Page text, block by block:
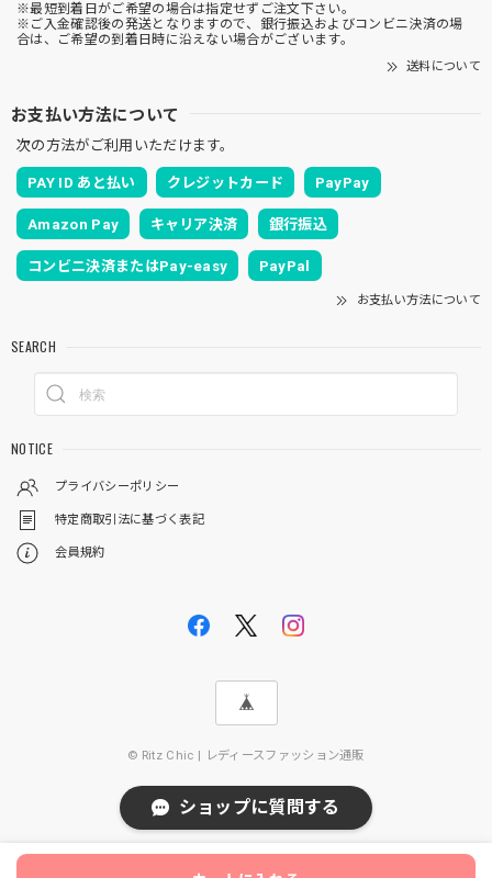
※最短到着日がご希望の場合は指定せずご注文下さい。
※ご入金確認後の発送となりますので、銀行振込およびコンビニ決済の場
合は、ご希望の到着日時に沿えない場合がございます。
送料について
お支払い方法について
次の方法がご利用いただけます。
PAY ID あと払い クレジットカード PayPay
Amazon Pay キャリア決済 銀行振込
コンビニ決済またはPay-easy PayPal
お支払い方法について
SEARCH
NOTICE
プライバシーポリシー
特定商取引法に基づく表記
会員規約
© Ritz Chic | レディースファッション通販
ショップに質問する